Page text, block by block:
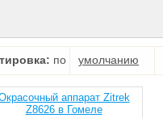
по умолчанию